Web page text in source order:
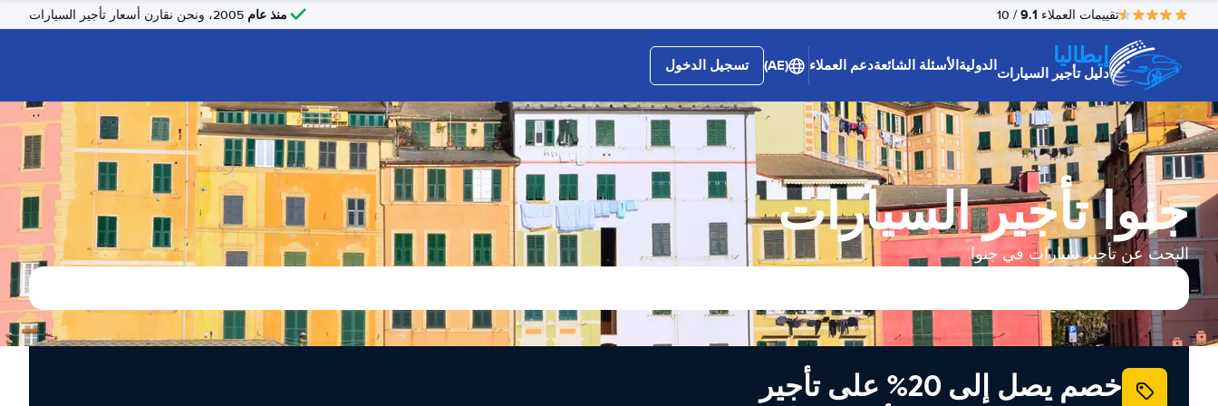
تقييمات العملاء 9.1
/ 10 منذ عام
إيطاليا
دليل تأجير السياراتالدوليةالأسئلة الشائعةدعم العملاء (AE) تسجيل الدخول
جنوا تأجير السيارات
البحث عن تأجير سيارات في جنوا
خصم يصل إلى 20% على تأجير